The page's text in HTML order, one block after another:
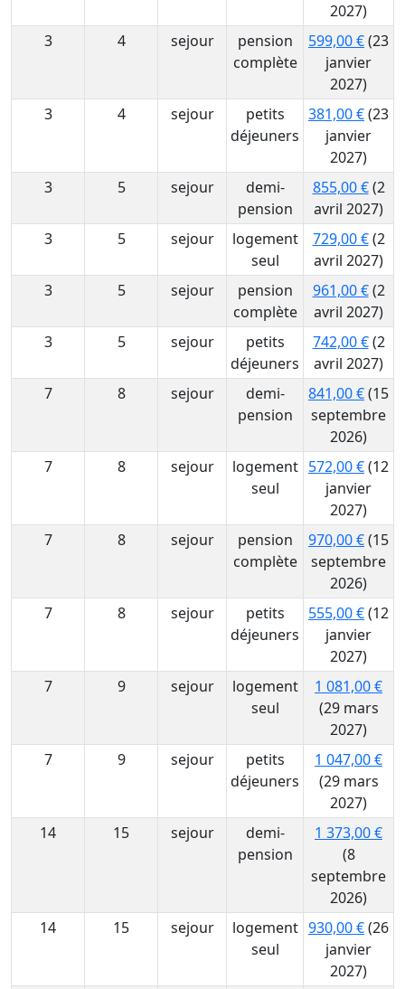
2027)
3
4 sejour
pension
complète
599,00 €(23
janvier
2027)
3
4 sejour
petits
déjeuners
381,00 €(23
janvier
2027)
3
5 sejour
demi-
pension
855,00 €(2
avril 2027)
3
5 sejour
logement
seul
729,00 €(2
avril 2027)
3
5 sejour
pension
complète
961,00 €(2
avril 2027)
3
5 sejour
petits
déjeuners
742,00 €(2
avril 2027)
7
8 sejour
demi-
pension
841,00 €(15
septembre
2026)
7
8 sejour
logement
seul
572,00 €(12
janvier
2027)
7
8 sejour
pension
complète
970,00 €(15
septembre
2026)
7
8 sejour
petits
déjeuners
555,00 €(12
janvier
2027)
7
9 sejour
logement
seul
1 081,00 €
(29 mars
2027)
7
9 sejour
petits
déjeuners
1 047,00 €
(29 mars
2027)
14
15 sejour
demi-
pension
1 373,00 €
(8
septembre
2026)
14
15 sejour
logement
seul
930,00 €(26
janvier
2027)